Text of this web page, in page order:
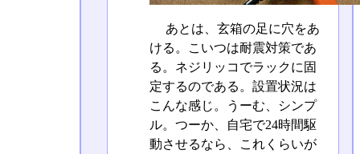
あとは、玄箱の足に穴をあ
ける。こいつは耐震対策であ
る。ネジリッコでラックに固
定するのである。設置状況は
こんな感じ。うーむ、シンプ
ル。つーか、自宅で24時間駆
動させるなら、これくらいが